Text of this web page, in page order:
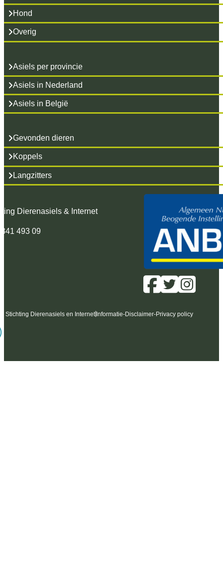
Hond
Overig
Asiels per provincie
Asiels in Nederland
Asiels in België
Gevonden dieren
Koppels
Langzitters
Dierenasiels & Internet
493 09
Stichting Dierenasiels en Internet Informatie-Disclaimer-Privacy policy